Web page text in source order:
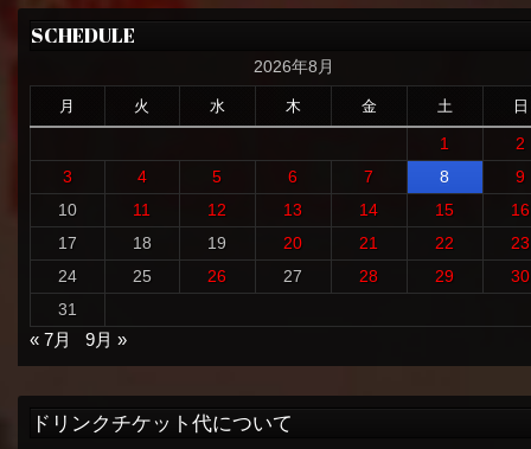
SCHEDULE
2026年8月
月 火 水 木 金 土 日
1
2
3
4 5 6 7 8
9
10
11 12 13 14 15
16
17
18 19 20 21 22
23
24
25 26 27 28 29
30
31
« 7月
9月 »
ドリンクチケット代について